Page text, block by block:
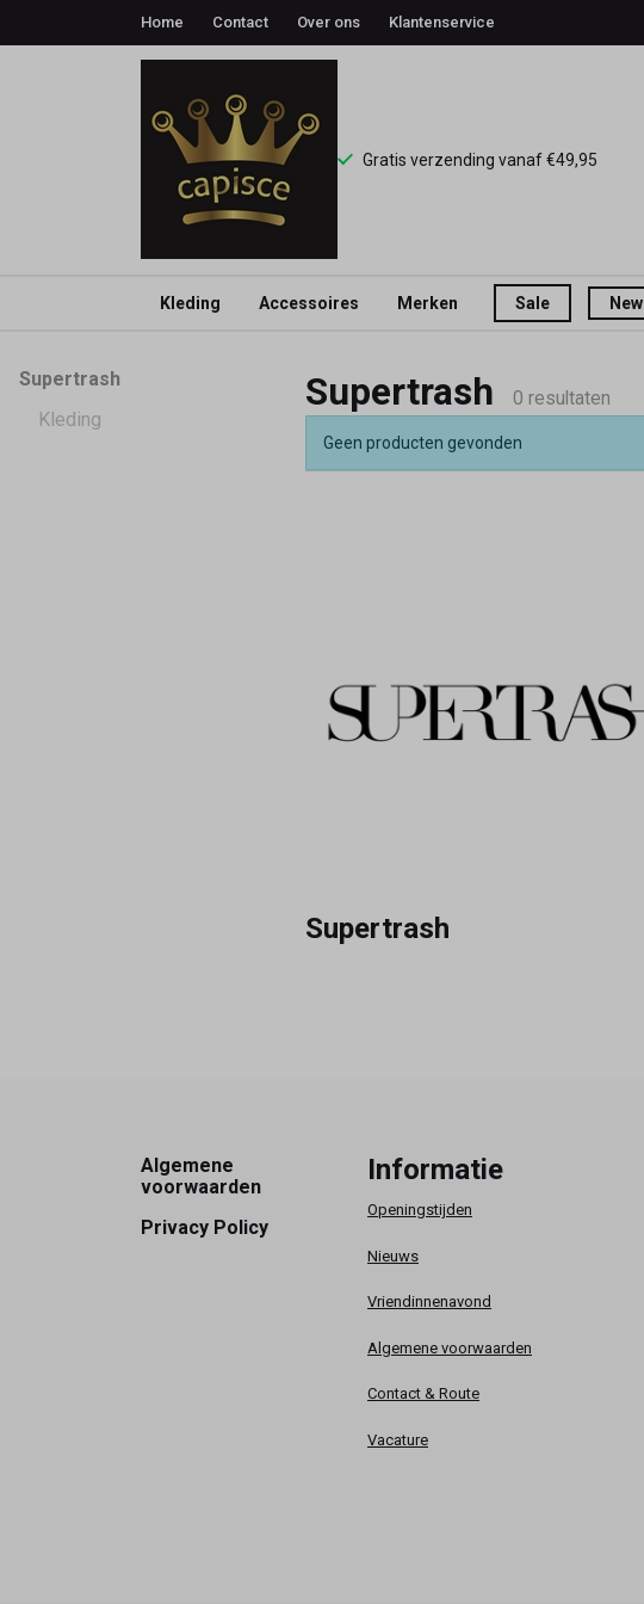
Home Contact Over ons Klantenservice
Gratis verzending vanaf €49,95
Kleding Accessoires Merken Sale New
Supertrash
Supertrash
Kleding
Supertrash 0 resultaten
Geen producten gevonden
Supertrash
Footer
Algemene
voorwaarden
Privacy Policy
Informatie
Openingstijden
Nieuws
Vriendinnenavond
Algemene voorwaarden
Contact & Route
Vacature